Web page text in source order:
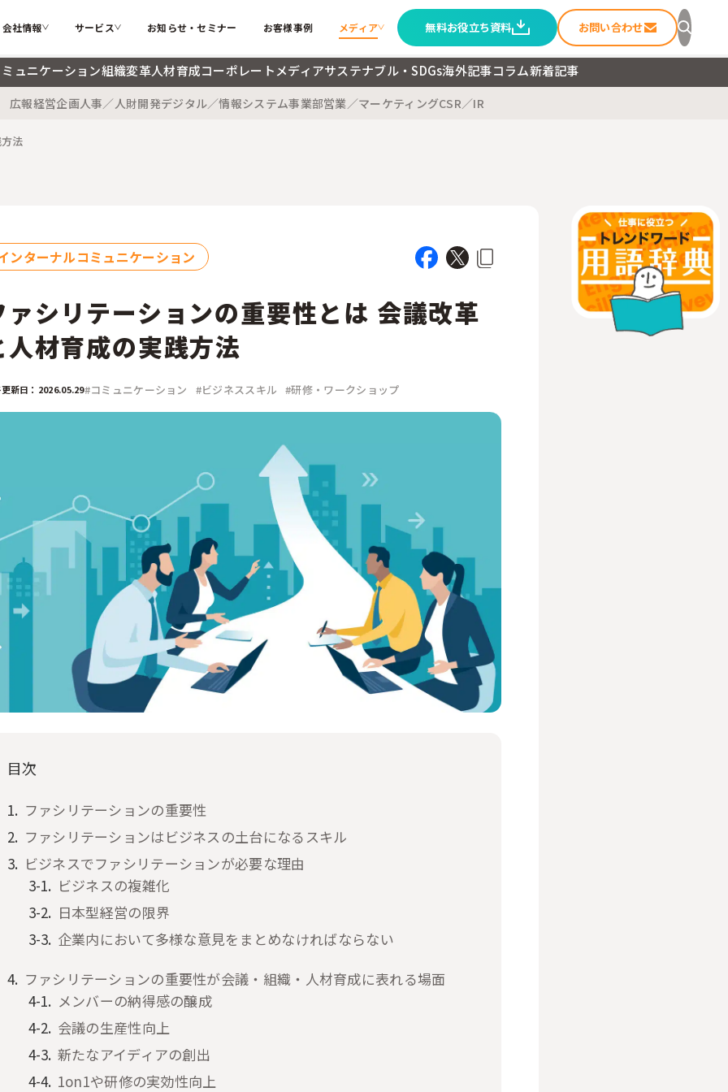
会社情報
ソフィアさんの取扱説明書
サービス お知らせ・セミナー お客様事例 メディア
カテゴリー
用語辞典
部門
CSR／IR
無料お役立ち資料 お問い合わせ
ュニケーション組織変革人材育成コーポレートメディアサステナブル・SDGs海外記事コラム新着記事
広報経営企画人事／人財開発デジタル／情報システム事業部営業／マーケティングCSR／IR
法
ンターナルコミュニケーション
ァシリテーションの重要性とは 会議改革
人材育成の実践方法
新日：2026.05.29#コミュニケーション #ビジネススキル #研修・ワークショップ
目次
ファシリテーションの重要性
ファシリテーションはビジネスの土台になるスキル
ビジネスでファシリテーションが必要な理由
ビジネスの複雑化
日本型経営の限界
企業内において多様な意見をまとめなければならない
ファシリテーションの重要性が会議・組織・人材育成に表れる場面
メンバーの納得感の醸成
会議の生産性向上
新たなアイディアの創出
1on1や研修の実効性向上